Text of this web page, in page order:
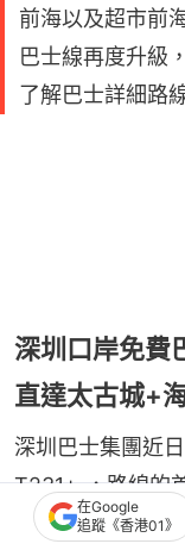
前海以及超市前
巴士線再度升級
了解巴士詳細路
深圳口岸免費
直達太古城+
深圳巴士集團近
T231」，路線的
太古城及海月地
在Google
追蹤《香港01》